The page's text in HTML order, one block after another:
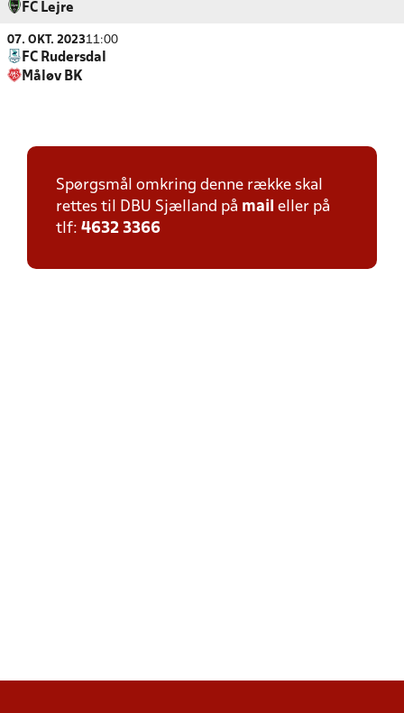
FC Lejre
07. OKT. 202311:00
FC Rudersdal
Måløv BK
Spørgsmål omkring denne række skal
rettes til DBU Sjælland på mail eller på
tlf: 4632 3366